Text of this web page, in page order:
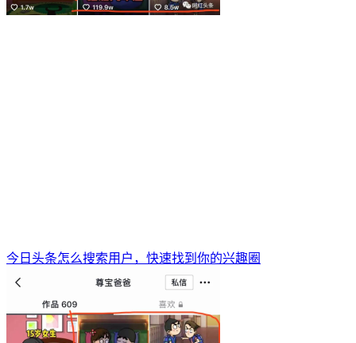
今日头条怎么搜索用户，快速找到你的兴趣圈